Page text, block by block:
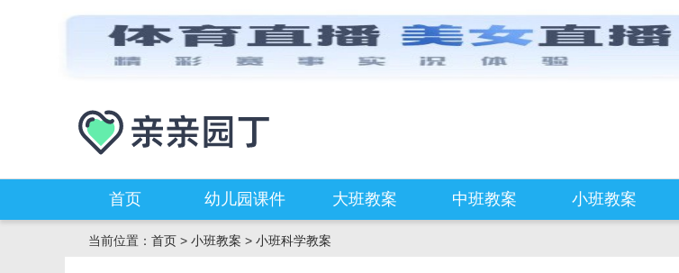
首页 幼儿园课件 大班教案 中班教案 小班教案
当前位置： 首页 > 小班教案 > 小班科学教案